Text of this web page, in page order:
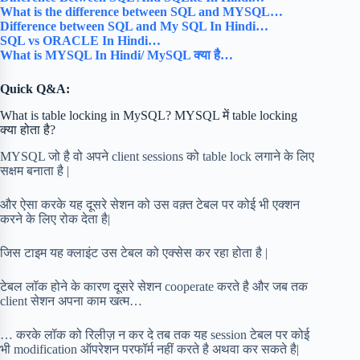
What is the difference between SQL and MYSQL…
Difference between SQL and My SQL In Hindi…
SQL vs ORACLE In Hindi…
What is MYSQL In Hindi/ MySQL क्या है…
Quick Q&A:
What is table locking in MySQL? MYSQL में table locking
क्या होता है?
MYSQL जो है वो अपने client sessions को table lock लगाने के लिए
सक्षम बनाता है |
और ऐसा करके यह दूसरे सेशन को उस वक़्त टेबल पर कोई भी एक्शन
करने के लिए रोक देता है|
जिस टाइम यह क्लाइंट उस टेबल को एक्सेस कर रहा होता है |
टेबल लॉक होने के कारण दूसरे सेशन cooperate करते है और जब तक
client सेशन अपना काम खत्म…
… करके लॉक को रिलीज़ न कर दे तब तक यह session टेबल पर कोई
भी modification ऑपरेशन परफॉर्म नहीं करते है अथवा कर सकते है|